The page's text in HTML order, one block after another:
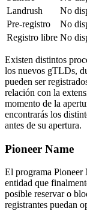
Landrush
No
Pre-registro
No
Registro libre No
Existen distintos
los nuevos gTLDs,
pueden ser
relación con la
momento de la
encontrarás los
antes de su apertura.
Pioneer Name
El programa Pioneer
entidad que
posible reservar o
registrantes puedan